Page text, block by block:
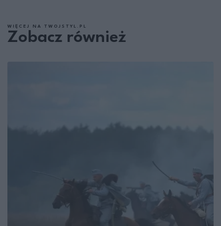
WIĘCEJ NA TWOJSTYL.PL
Zobacz również